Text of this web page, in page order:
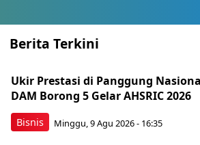
Berita Terkini
Bisnis
Ukir Prestasi di Panggung
DAM Borong 5 Gelar AHSRIC 2026
Minggu, 9 Agu 2026 - 16:35